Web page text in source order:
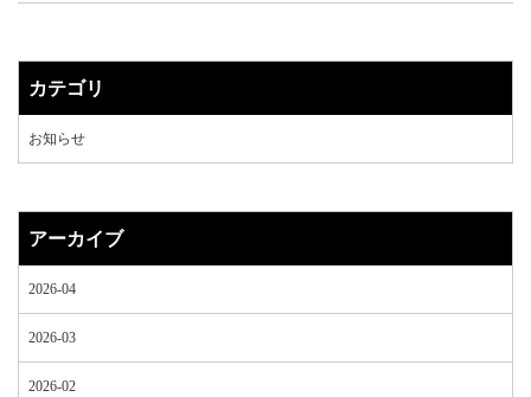
カテゴリ
お知らせ
アーカイブ
2026-04
2026-03
2026-02